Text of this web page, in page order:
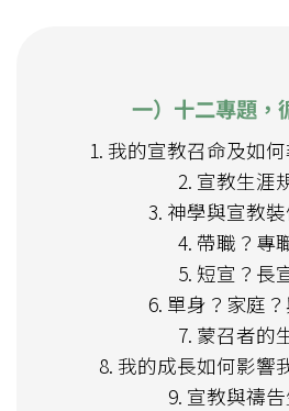
一）十二專題，
1. 我的宣教召命及如
2. 宣教生涯
3. 神學與宣教
4. 帶職？專
5. 短宣？長
6. 單身？家庭
7. 蒙召者的
8. 我的成長如何影響
9. 宣教與禱